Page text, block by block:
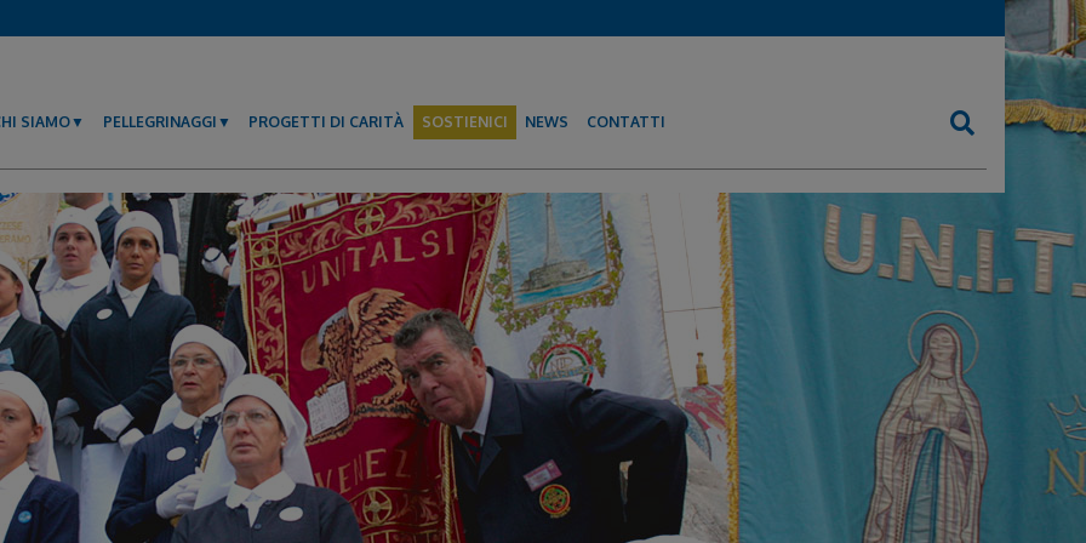
SIAMO PELLEGRINAGGI PROGETTI DI CARITÀ SOSTIENICI NEWS CONTATTI